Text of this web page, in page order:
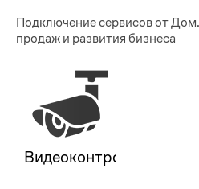
Подключение сервисов от
продаж и развития бизнеса
Видеоконтроль